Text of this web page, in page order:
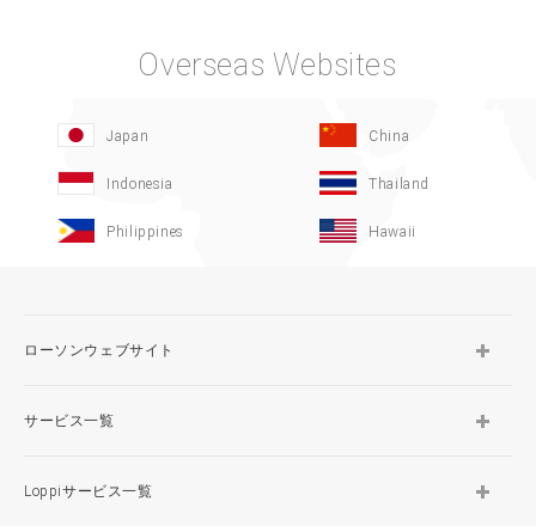
Overseas Websites
Japan China
Indonesia Thailand
Philippines Hawaii
ローソンウェブサイト
サービス一覧
Loppiサービス一覧